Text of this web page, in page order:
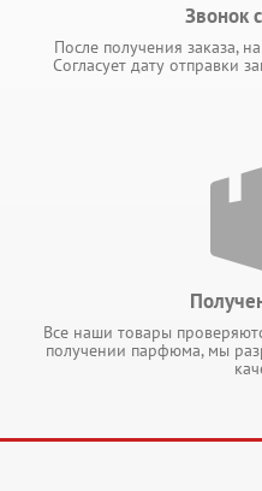
Звонок
После получения заказа,
Согласует дату отправки
Все наши товары
получении парфюма, мы